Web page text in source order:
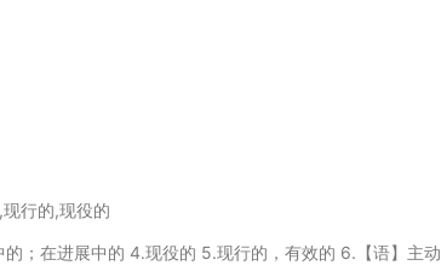
行的,现役的
；在进展中的 4.现役的 5.现行的，有效的 6.【语】主动